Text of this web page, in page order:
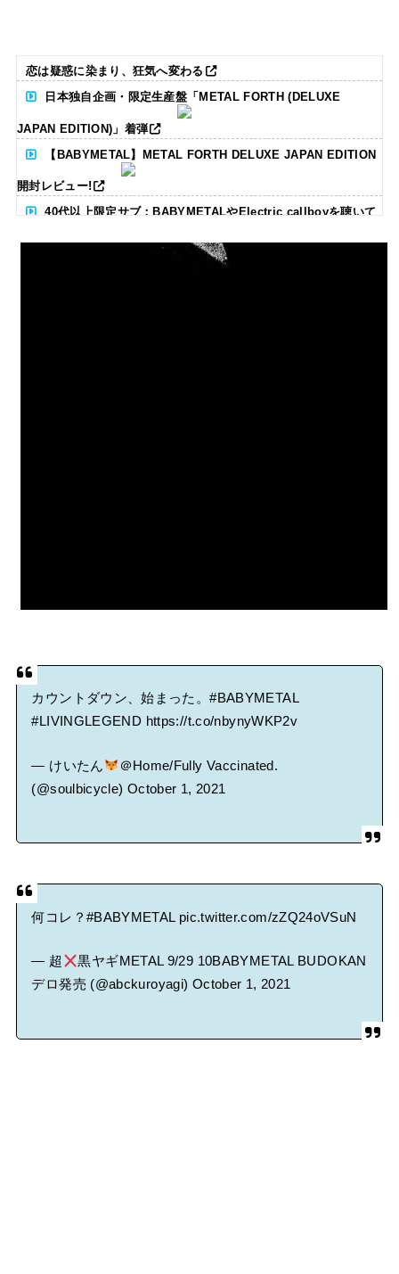
恋は疑惑に染まり、狂気へ変わる
日本独自企画・限定生産盤「METAL FORTH (DELUXE
JAPAN EDITION)」着弾
【BABYMETAL】METAL FORTH DELUXE JAPAN EDITION
開封レビュー!
40代以上限定サブ：BABYMETALやElectric callboyを聴いて
る人いる？ 【海外の反応】
カウントダウン、始まった。#BABYMETAL
#LIVINGLEGEND https://t.co/nbynyWKP2v
— けいたん
＠Home/Fully Vaccinated.
(@soulbicycle) October 1, 2021
何コレ？ #BABYMETAL pic.twitter.com/zZQ24oVSuN
— 超
黒ヤギMETAL 9/29 10BABYMETAL BUDOKAN
デロ発売 (@abckuroyagi) October 1, 2021